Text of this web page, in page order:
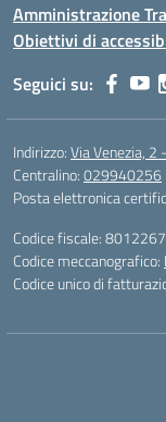
Amministrazione
Obiettivi di
Seguici su:
Indirizzo:Via Venezia,
Centralino:029940256
Posta elettronica
Codice fiscale:
Codice meccanografico:
Codice unico di